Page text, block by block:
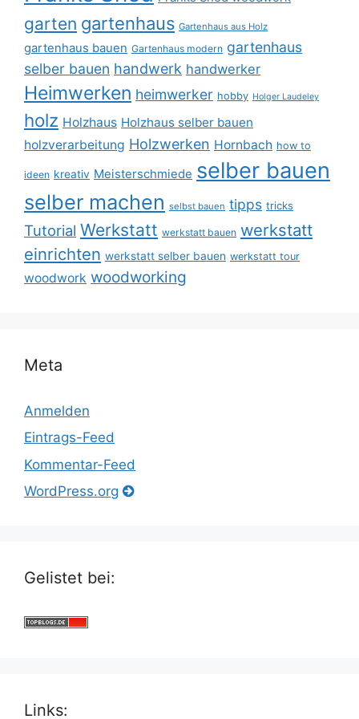
garten gartenhaus Gartenhaus aus Holz
gartenhaus bauen Gartenhaus modern gartenhaus
selber bauen handwerk handwerker
Heimwerken heimwerker hobby Holger Laudeley
holz Holzhaus Holzhaus selber bauen
holzverarbeitung Holzwerken Hornbach how to
ideen kreativ Meisterschmiede selber bauen
selber machen selbst bauen tipps tricks
Tutorial Werkstatt werkstatt bauen werkstatt
einrichten werkstatt selber bauen werkstatt tour
woodwork woodworking
Meta
Anmelden
Eintrags-Feed
Kommentar-Feed
WordPress.org
Gelistet bei:
Links: